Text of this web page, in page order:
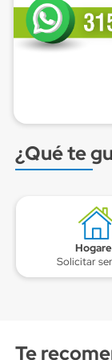
Subtitulo
¿Qué te
Bloque link item
Icono
Title
Bloque
Solicitar
Subtitulo
Te